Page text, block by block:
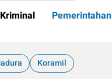
Pemerintahan
Koramil